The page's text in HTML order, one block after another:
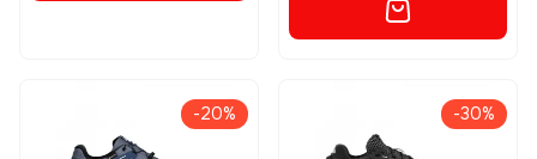
-20% -30%